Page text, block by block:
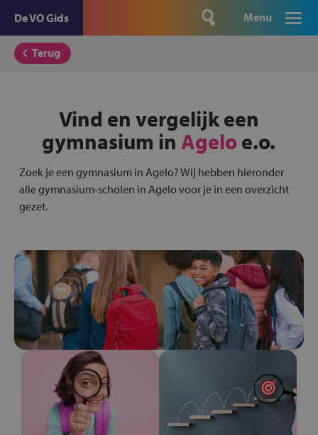
De VO Gids Menu
Terug
Vind en vergelijk een
gymnasium inAgeloe.o.
Zoek je een gymnasium in Agelo? Wij hebben hieronder
alle gymnasium-scholen in Agelo voor je in een overzicht
gezet.